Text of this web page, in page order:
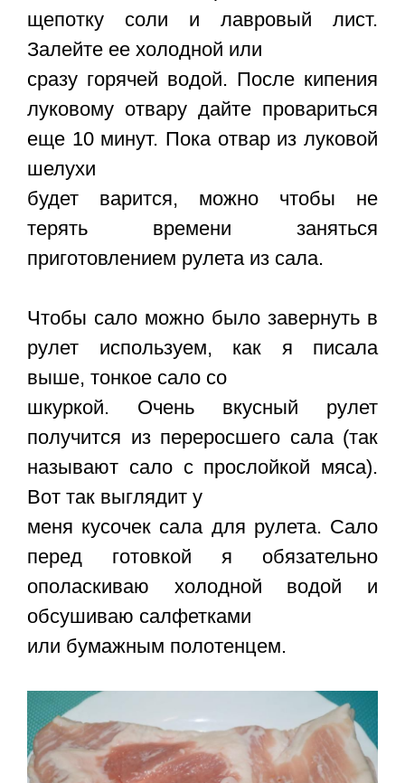
щепотку соли и лавровый лист.
Залейте ее холодной или
сразу горячей водой. После кипения
луковому отвару дайте провариться
еще 10 минут. Пока отвар из луковой
шелухи
будет варится, можно чтобы не
терять времени заняться
приготовлением рулета из сала.
Чтобы сало можно было завернуть в
рулет используем, как я писала
выше, тонкое сало со
шкуркой. Очень вкусный рулет
получится из переросшего сала (так
называют сало с прослойкой мяса).
Вот так выглядит у
меня кусочек сала для рулета. Сало
перед готовкой я обязательно
ополаскиваю холодной водой и
обсушиваю салфетками
или бумажным полотенцем.